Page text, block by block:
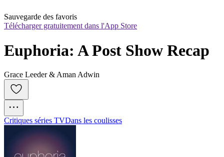
Sauvegarde des favoris
Télécharger gratuitement dans l'App Store
Euphoria: A Post Show Recap
Grace Leeder & Aman Adwin
Critiques séries TVDans les coulisses